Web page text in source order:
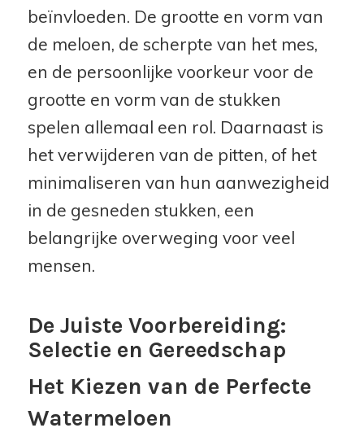
beïnvloeden. De grootte en vorm van
de meloen, de scherpte van het mes,
en de persoonlijke voorkeur voor de
grootte en vorm van de stukken
spelen allemaal een rol. Daarnaast is
het verwijderen van de pitten, of het
minimaliseren van hun aanwezigheid
in de gesneden stukken, een
belangrijke overweging voor veel
mensen.
De Juiste Voorbereiding:
Selectie en Gereedschap
Het Kiezen van de Perfecte
Watermeloen